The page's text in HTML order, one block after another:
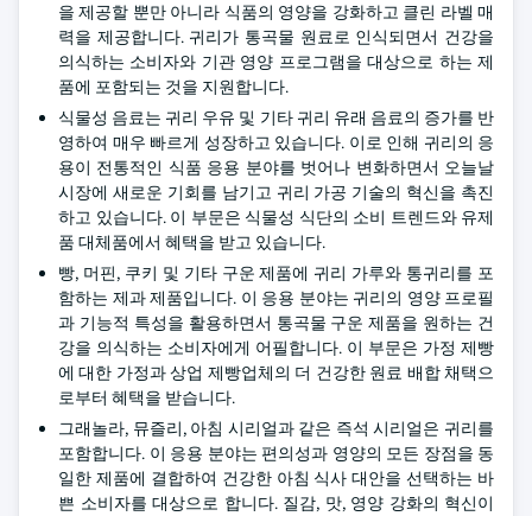
을 제공할 뿐만 아니라 식품의 영양을 강화하고 클린 라벨 매
력을 제공합니다. 귀리가 통곡물 원료로 인식되면서 건강을
의식하는 소비자와 기관 영양 프로그램을 대상으로 하는 제
품에 포함되는 것을 지원합니다.
식물성 음료는 귀리 우유 및 기타 귀리 유래 음료의 증가를 반
영하여 매우 빠르게 성장하고 있습니다. 이로 인해 귀리의 응
용이 전통적인 식품 응용 분야를 벗어나 변화하면서 오늘날
시장에 새로운 기회를 남기고 귀리 가공 기술의 혁신을 촉진
하고 있습니다. 이 부문은 식물성 식단의 소비 트렌드와 유제
품 대체품에서 혜택을 받고 있습니다.
빵, 머핀, 쿠키 및 기타 구운 제품에 귀리 가루와 통귀리를 포
함하는 제과 제품입니다. 이 응용 분야는 귀리의 영양 프로필
과 기능적 특성을 활용하면서 통곡물 구운 제품을 원하는 건
강을 의식하는 소비자에게 어필합니다. 이 부문은 가정 제빵
에 대한 가정과 상업 제빵업체의 더 건강한 원료 배합 채택으
로부터 혜택을 받습니다.
그래놀라, 뮤즐리, 아침 시리얼과 같은 즉석 시리얼은 귀리를
포함합니다. 이 응용 분야는 편의성과 영양의 모든 장점을 동
일한 제품에 결합하여 건강한 아침 식사 대안을 선택하는 바
쁜 소비자를 대상으로 합니다. 질감, 맛, 영양 강화의 혁신이